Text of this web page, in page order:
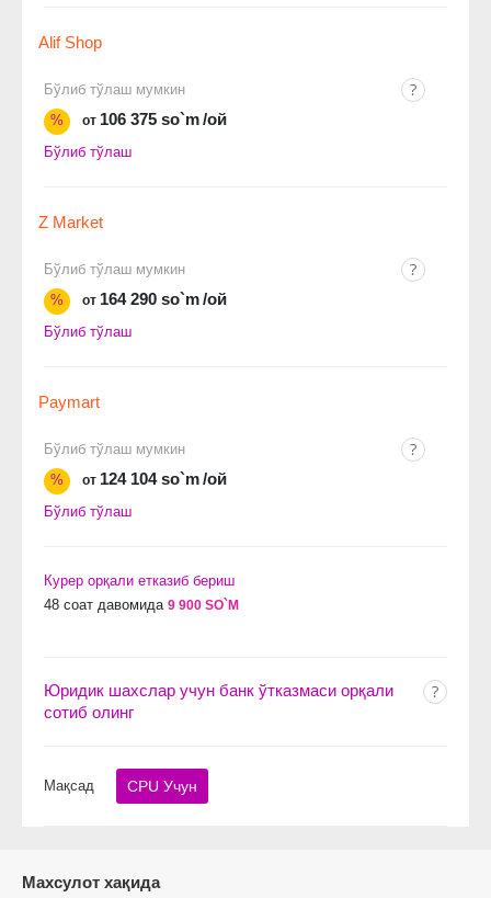
Alif Shop
Бўлиб тўлаш мумкин
%
от 106 375 so`m/ой
Бўлиб тўлаш
Z Market
Бўлиб тўлаш мумкин
%
от 164 290 so`m/ой
Бўлиб тўлаш
Paymart
Бўлиб тўлаш мумкин
%
от 124 104 so`m/ой
Бўлиб тўлаш
Курер орқали етказиб бериш
48 соат давомида 9 900 SO`M
Юридик шахслар учун банк ўтказмаси орқали
сотиб олинг
Мақсад CPU Учун
Махсулот хақида